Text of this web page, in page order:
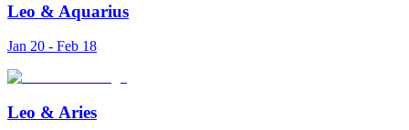
Leo & Aquarius
Jan 20 - Feb 18
Leo & Aries